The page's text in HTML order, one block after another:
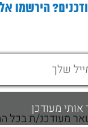
הירשמו
מעודכנ/ת בכל